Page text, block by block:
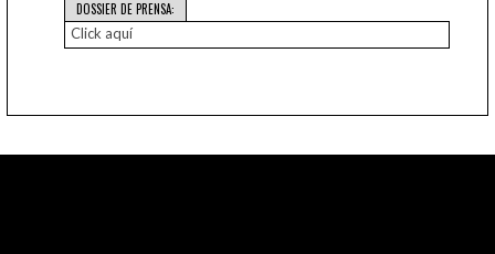
DOSSIER DE PRENSA:
Click aquí